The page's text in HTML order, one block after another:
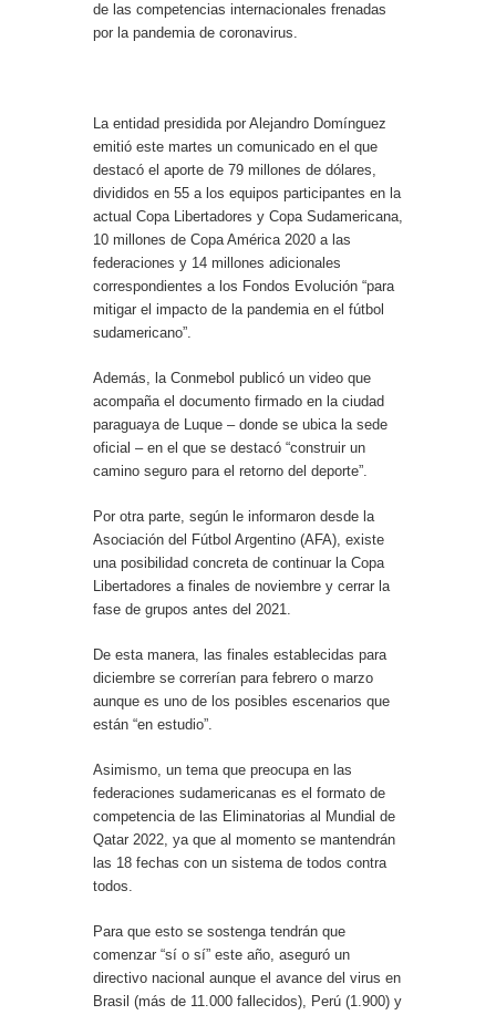
de las competencias internacionales frenadas
por la pandemia de coronavirus.
La entidad presidida por Alejandro Domínguez
emitió este martes un comunicado en el que
destacó el aporte de 79 millones de dólares,
divididos en 55 a los equipos participantes en la
actual Copa Libertadores y Copa Sudamericana,
10 millones de Copa América 2020 a las
federaciones y 14 millones adicionales
correspondientes a los Fondos Evolución “para
mitigar el impacto de la pandemia en el fútbol
sudamericano”.
Además, la Conmebol publicó un video que
acompaña el documento firmado en la ciudad
paraguaya de Luque – donde se ubica la sede
oficial – en el que se destacó “construir un
camino seguro para el retorno del deporte”.
Por otra parte, según le informaron desde la
Asociación del Fútbol Argentino (AFA), existe
una posibilidad concreta de continuar la Copa
Libertadores a finales de noviembre y cerrar la
fase de grupos antes del 2021.
De esta manera, las finales establecidas para
diciembre se correrían para febrero o marzo
aunque es uno de los posibles escenarios que
están “en estudio”.
Asimismo, un tema que preocupa en las
federaciones sudamericanas es el formato de
competencia de las Eliminatorias al Mundial de
Qatar 2022, ya que al momento se mantendrán
las 18 fechas con un sistema de todos contra
todos.
Para que esto se sostenga tendrán que
comenzar “sí o sí” este año, aseguró un
directivo nacional aunque el avance del virus en
Brasil (más de 11.000 fallecidos), Perú (1.900) y